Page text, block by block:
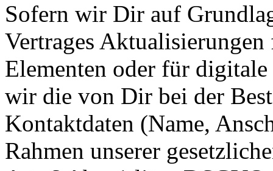
Sofern wir Dir auf
Vertrages
Elementen oder für
wir die von Dir bei der
Kontaktdaten (Name,
Rahmen unserer